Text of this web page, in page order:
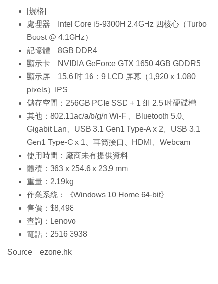
[規格]
處理器：Intel Core i5-9300H 2.4GHz 四核心（Turbo
Boost @ 4.1GHz）
記憶體：8GB DDR4
顯示卡：NVIDIA GeForce GTX 1650 4GB GDDR5
顯示屏：15.6 吋 16：9 LCD 屏幕（1,920 x 1,080
pixels）IPS
儲存空間：256GB PCIe SSD + 1 組 2.5 吋硬碟槽
其他：802.11ac/a/b/g/n Wi-Fi、Bluetooth 5.0、
Gigabit Lan、USB 3.1 Gen1 Type-A x 2、USB 3.1
Gen1 Type-C x 1、耳筒接口、HDMI、Webcam
使用時間：廠商未有提供資料
體積：363 x 254.6 x 23.9 mm
重量：2.19kg
作業系統：《Windows 10 Home 64-bit》
售價：$8,498
查詢：Lenovo
電話：2516 3938
Source：ezone.hk